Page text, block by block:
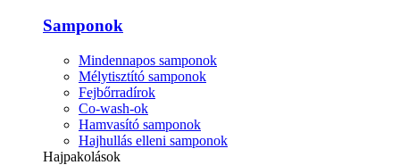
Samponok
Mindennapos samponok
Mélytisztító samponok
Fejbőrradírok
Co-wash-ok
Hamvasító samponok
Hajhullás elleni samponok
Hajpakolások